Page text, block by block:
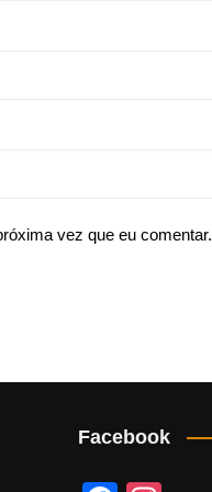
vez que eu comentar.
Facebook